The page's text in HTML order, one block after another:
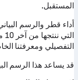
المستقبل.
التفصيلي ومعرفتنا
قد يساعد هذا الرسم